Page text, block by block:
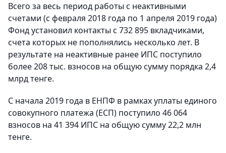
Всего за весь период работы с неактивными
счетами (с февраля 2018 года по 1 апреля 2019 года)
Фонд установил контакты с 732 895 вкладчиками,
счета которых не пополнялись несколько лет. В
результате на неактивные ранее ИПС поступило
более 208 тыс. взносов на общую сумму порядка 2,4
млрд тенге.
С начала 2019 года в ЕНПФ в рамках уплаты единого
совокупного платежа (ЕСП) поступило 46 064
взносов на 41 394 ИПС на общую сумму 22,2 млн
тенге.